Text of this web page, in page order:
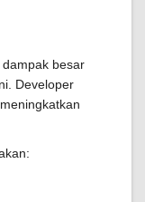
besar
Developer